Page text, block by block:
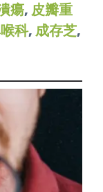
瘍, 皮瓣重
科, 成存芝,